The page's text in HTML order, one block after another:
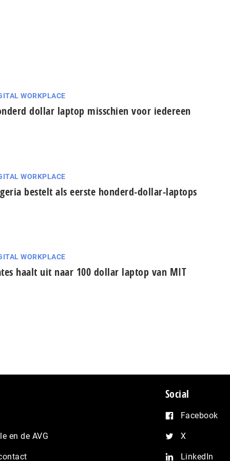
WORKPLACE
dollar laptop misschien voor iedereen
WORKPLACE
bestelt als eerste honderd-dollar-laptops
WORKPLACE
haalt uit naar 100 dollar laptop van MIT
en de AVG
Social
Facebook
X
LinkedIn